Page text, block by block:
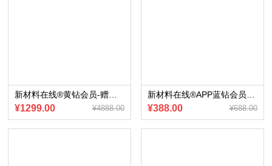
¥1299.00 ¥4888.00 ¥388.00 ¥688.00